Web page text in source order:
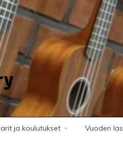
ja koulutukset Vuoden